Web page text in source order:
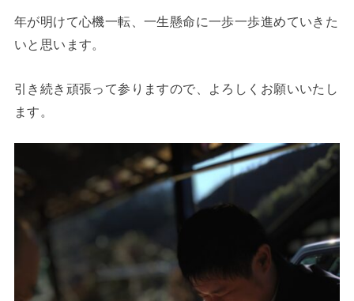
年が明けて心機一転、一生懸命に一歩一歩進めていきた
いと思います。
引き続き頑張って参りますので、よろしくお願いいたし
ます。